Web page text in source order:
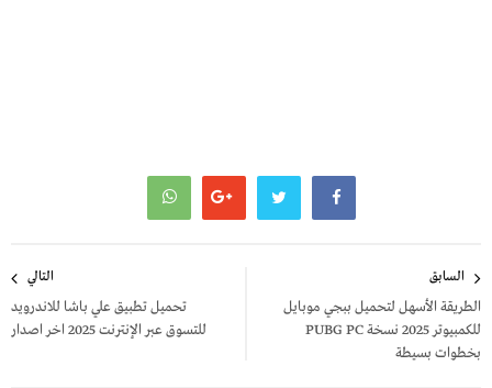
المقالات
السابق
الطريقة الأسهل لتحميل ببجي موبايل
للكمبيوتر 2025 نسخة PUBG PC
بخطوات بسيطة
التالي
تحميل تطبيق علي باشا للاندرويد
للتسوق عبر الإنترنت 2025 اخر اصدار